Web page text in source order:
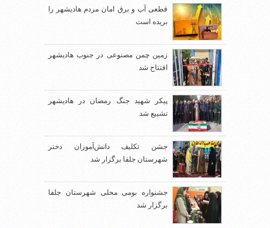
قطعی آب و برق امان مردم هادیشهر را
بریده است
زمین چمن مصنوعی در جنوب هادیشهر
افتتاح شد
پیکر شهید جنگ رمضان در هادیشهر
تشییع شد
جشن تکلیف دانش‌آموزان دختر
شهرستان جلفا برگزار شد
جشنواره بومی محلی شهرستان جلفا
برگزار شد